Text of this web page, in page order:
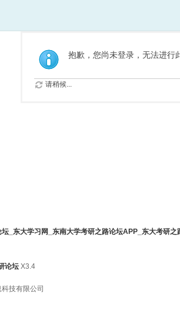
抱歉，您尚未登录，无法进行
请稍候...
_东大学习网_东南大学考研之路论坛APP_东大考研
论坛 X3.4
技有限公司